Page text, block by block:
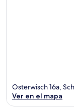
Osterwisch 16a,
Ver en el mapa